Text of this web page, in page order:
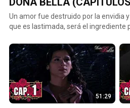
Un amor fue destruido por la envidia
que es lastimada, será el ingrediente
51:29